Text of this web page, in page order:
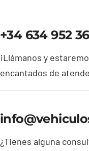
+34 634 952
¡Llámanos y
encantados de
¿Tienes alguna